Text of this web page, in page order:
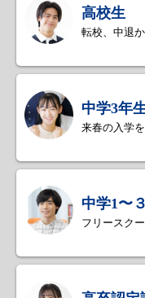
高校生
転校、中退
中学3年
来春の入学
中学1〜
フリースク